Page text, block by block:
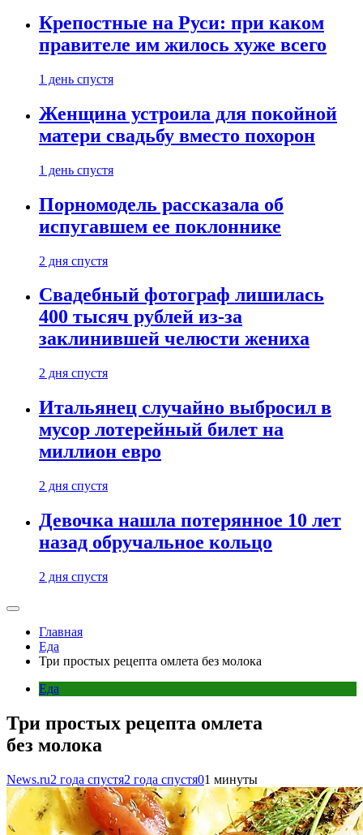
Крепостные на Руси: при каком
правителе им жилось хуже всего
1 день спустя
Женщина устроила для покойной
матери свадьбу вместо похорон
1 день спустя
Порномодель рассказала об
испугавшем ее поклоннике
2 дня спустя
Свадебный фотограф лишилась
400 тысяч рублей из-за
заклинившей челюсти жениха
2 дня спустя
Итальянец случайно выбросил в
мусор лотерейный билет на
миллион евро
2 дня спустя
Девочка нашла потерянное 10 лет
назад обручальное кольцо
2 дня спустя
Главная
Еда
Три простых рецепта омлета без молока
Еда
Три простых рецепта омлета
без молока
News.ru2 года спустя2 года спустя01 минуты